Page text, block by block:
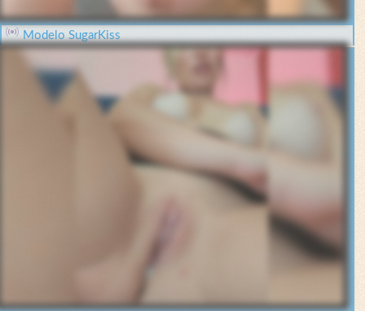
Modelo SugarKiss